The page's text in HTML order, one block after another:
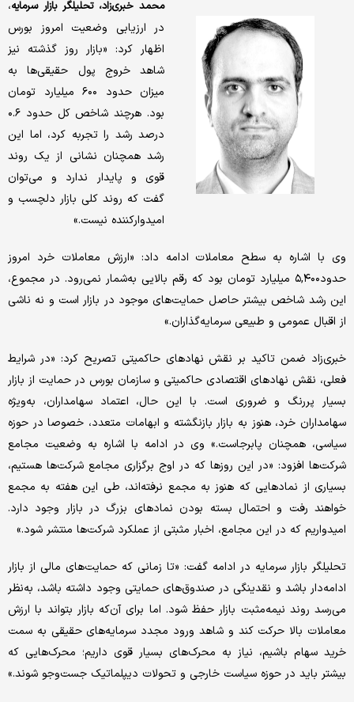
محمد خبری‌‌‌زاد، تحلیلگر بازار سرمایه،
در ارزیابی وضعیت امروز بورس
اظهار کرد: «بازار روز گذشته نیز
شاهد خروج پول حقیقی‌‌‌ها به
میزان حدود ۶۰۰ میلیارد تومان
بود. هرچند شاخص کل حدود ۰.۶
درصد رشد را تجربه کرد، اما این
رشد همچنان نشانی از یک روند
قوی و پایدار ندارد و می‌توان
گفت که روند کلی بازار دلچسب و
امیدوارکننده نیست.»
وی با اشاره به سطح معاملات ادامه داد: «ارزش معاملات خرد امروز
حدود۵,۴۰۰ میلیارد تومان بود که رقم بالایی به‌‌‌شمار نمی‌‌‌رود. در مجموع،
این رشد شاخص بیشتر حاصل حمایت‌‌‌های موجود در بازار است و نه ناشی
از اقبال عمومی و طبیعی سرمایه‌‌‌گذاران.»
خبری‌‌‌زاد ضمن تاکید بر نقش نهادهای حاکمیتی تصریح کرد: «در شرایط
فعلی، نقش نهادهای اقتصادی حاکمیتی و سازمان بورس در حمایت از بازار
بسیار پررنگ و ضروری است. با این حال، اعتماد سهامداران، به‌‌‌ویژه
سهامداران خرد، هنوز به بازار بازنگشته و ابهامات متعدد، خصوصا در حوزه
سیاسی، همچنان پابرجاست.» وی در ادامه با اشاره به وضعیت مجامع
شرکت‌ها افزود: «در این روزها که در اوج برگزاری مجامع شرکت‌ها هستیم،
بسیاری از نمادهایی که هنوز به مجمع نرفته‌‌‌اند، طی این هفته به مجمع
خواهند رفت و احتمال بسته بودن نمادهای بزرگ در بازار وجود دارد.
امیدواریم که در این مجامع، اخبار مثبتی از عملکرد شرکت‌ها منتشر شود.»
تحلیلگر بازار سرمایه در ادامه گفت: «تا زمانی که حمایت‌‌‌های مالی از بازار
ادامه‌‌‌دار باشد و نقدینگی در صندوق‌های حمایتی وجود داشته باشد، به‌‌‌نظر
می‌‌‌رسد روند نیمه‌‌‌مثبت بازار حفظ شود. اما برای آن‌‌‌که بازار بتواند با ارزش
معاملات بالا حرکت کند و شاهد ورود مجدد سرمایه‌‌‌های حقیقی به سمت
خرید سهام باشیم، نیاز به محرک‌‌‌های بسیار قوی داریم؛ محرک‌‌‌هایی که
بیشتر باید در حوزه سیاست خارجی و تحولات دیپلماتیک جست‌وجو شوند.»